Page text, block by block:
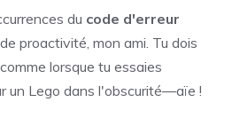
du code d'erreur
proactivité, mon ami. Tu dois
lorsque tu essaies
un Lego dans l'obscurité—aïe !